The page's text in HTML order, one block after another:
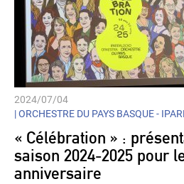
2024/07/04
|ORCHESTRE DU PAYS BASQUE -
« Célébration » :
saison 2024-2025 pour
anniversaire